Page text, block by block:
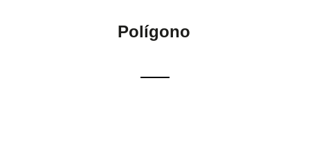
Polígono